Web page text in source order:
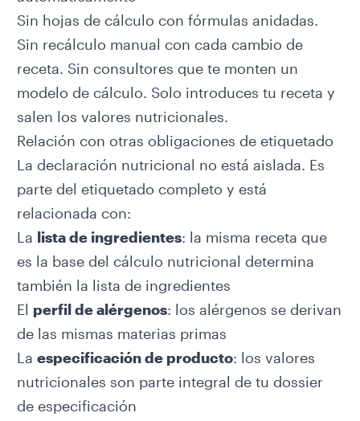
Sin hojas de cálculo con fórmulas anidadas.
Sin recálculo manual con cada cambio de
receta. Sin consultores que te monten un
modelo de cálculo. Solo introduces tu receta y
salen los valores nutricionales.
Relación con otras obligaciones de etiquetado
La declaración nutricional no está aislada. Es
parte del etiquetado completo y está
relacionada con:
La lista de ingredientes: la misma receta que
es la base del cálculo nutricional determina
también la lista de ingredientes
El perfil de alérgenos: los alérgenos se derivan
de las mismas materias primas
La especificación de producto: los valores
nutricionales son parte integral de tu dossier
de especificación